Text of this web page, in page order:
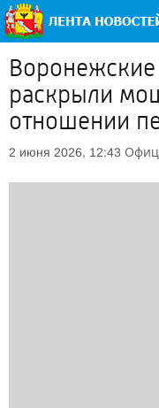
раскрыли
отношении
2 июня 2026, 12:43